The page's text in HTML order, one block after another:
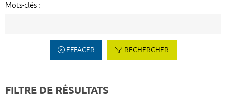
Mots-clés :
EFFACER RECHERCHER
FILTRE DE RÉSULTATS